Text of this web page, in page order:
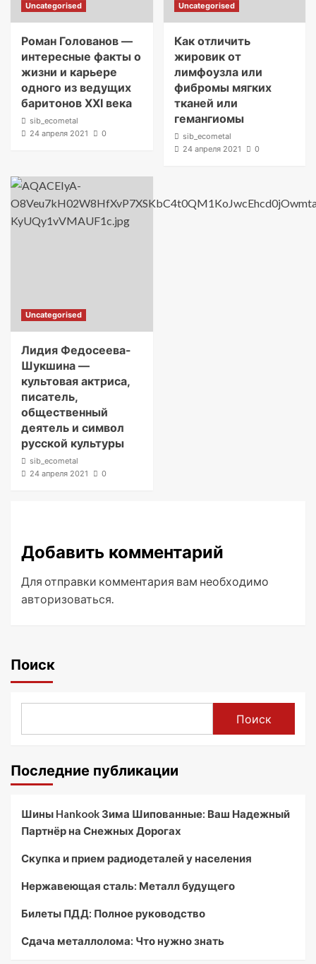
Uncategorised
Роман Голованов —
интересные факты о
жизни и карьере
одного из ведущих
баритонов XXI века
sib_ecometal
24 апреля 2021
0
Uncategorised
Как отличить
жировик от
лимфоузла или
фибромы мягких
тканей или
гемангиомы
sib_ecometal
24 апреля 2021
0
Uncategorised
Лидия Федосеева-
Шукшина —
культовая актриса,
писатель,
общественный
деятель и символ
русской культуры
sib_ecometal
24 апреля 2021
0
Добавить комментарий
Для отправки комментария вам необходимо
авторизоваться.
Поиск
Поиск
Последние публикации
Шины Hankook Зима Шипованные: Ваш Надежный
Партнёр на Снежных Дорогах
Скупка и прием радиодеталей у населения
Нержавеющая сталь: Металл будущего
Билеты ПДД: Полное руководство
Сдача металлолома: Что нужно знать